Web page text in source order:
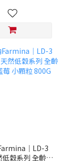
｜LD-3
低穀系列 全齡犬